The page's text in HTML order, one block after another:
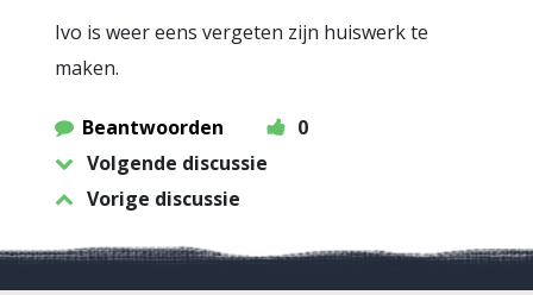
Ivo is weer eens vergeten zijn huiswerk te
maken.
Beantwoorden
0
Volgende discussie
Vorige discussie